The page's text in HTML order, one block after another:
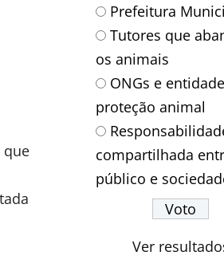
que
Prefeitura
Tutores que
os animais
ONGs e
proteção animal
compartilhada
público e
Ver